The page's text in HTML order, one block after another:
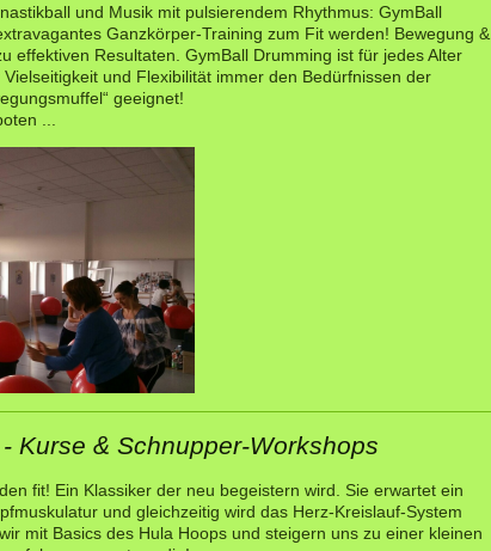
und Musik mit pulsierendem Rhythmus: GymBall
Ganzkörper-Training zum Fit werden! Bewegung &
effektiven Resultaten. GymBall Drumming ist für jedes Alter
und Flexibilität immer den Bedürfnissen der
geeignet!
...
Kurse & Schnupper-Workshops
fit! Ein Klassiker der neu begeistern wird. Sie erwartet ein
und gleichzeitig wird das Herz-Kreislauf-System
mit Basics des Hula Hoops und steigern uns zu einer kleinen